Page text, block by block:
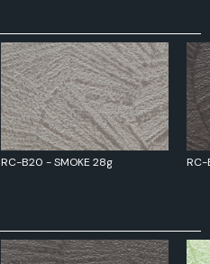
RC-B20 - SMOKE 28g RC-